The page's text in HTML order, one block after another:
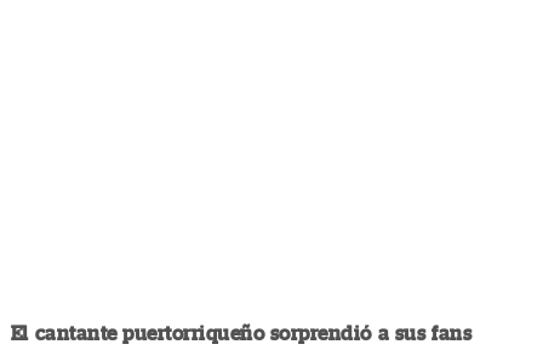
El cantante puertorriqueño sorprendió a sus fans